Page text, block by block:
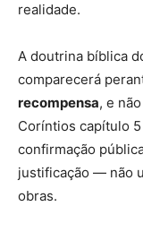
realidade.
A doutrina bíblica
comparecerá
recompensa, e
Coríntios capítulo
confirmação
justificação — não
obras.